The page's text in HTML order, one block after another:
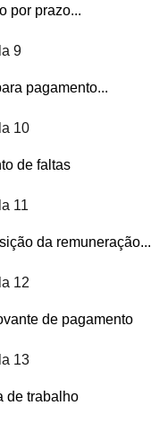
por prazo...
9
pagamento...
10
de faltas
11
da remuneração...
12
de pagamento
13
de trabalho